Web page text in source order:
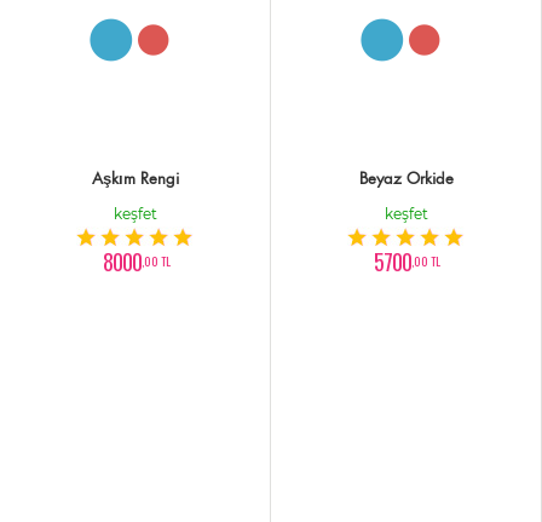
Aşkım Rengi
keşfet
8000,00 TL
Beyaz Orkide
keşfet
5700,00 TL